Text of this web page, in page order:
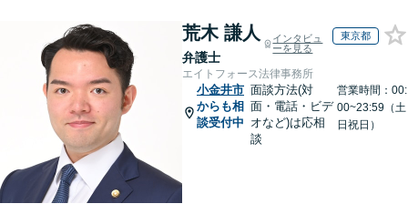
荒木 謙人
弁護士
インタビュ
ーを見る
東京都
エイトフォース法律事務所
小金井市
からも相
談受付中
面談方法(対
面・電話・ビデ
オなど)は応相
談
営業時間：00:
00~23:59（土
日祝日）